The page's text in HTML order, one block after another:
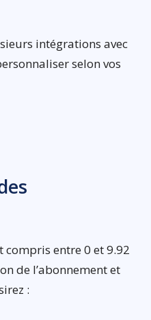
intégrations avec
selon vos
compris entre 0 et 9.92
de l’abonnement et
: